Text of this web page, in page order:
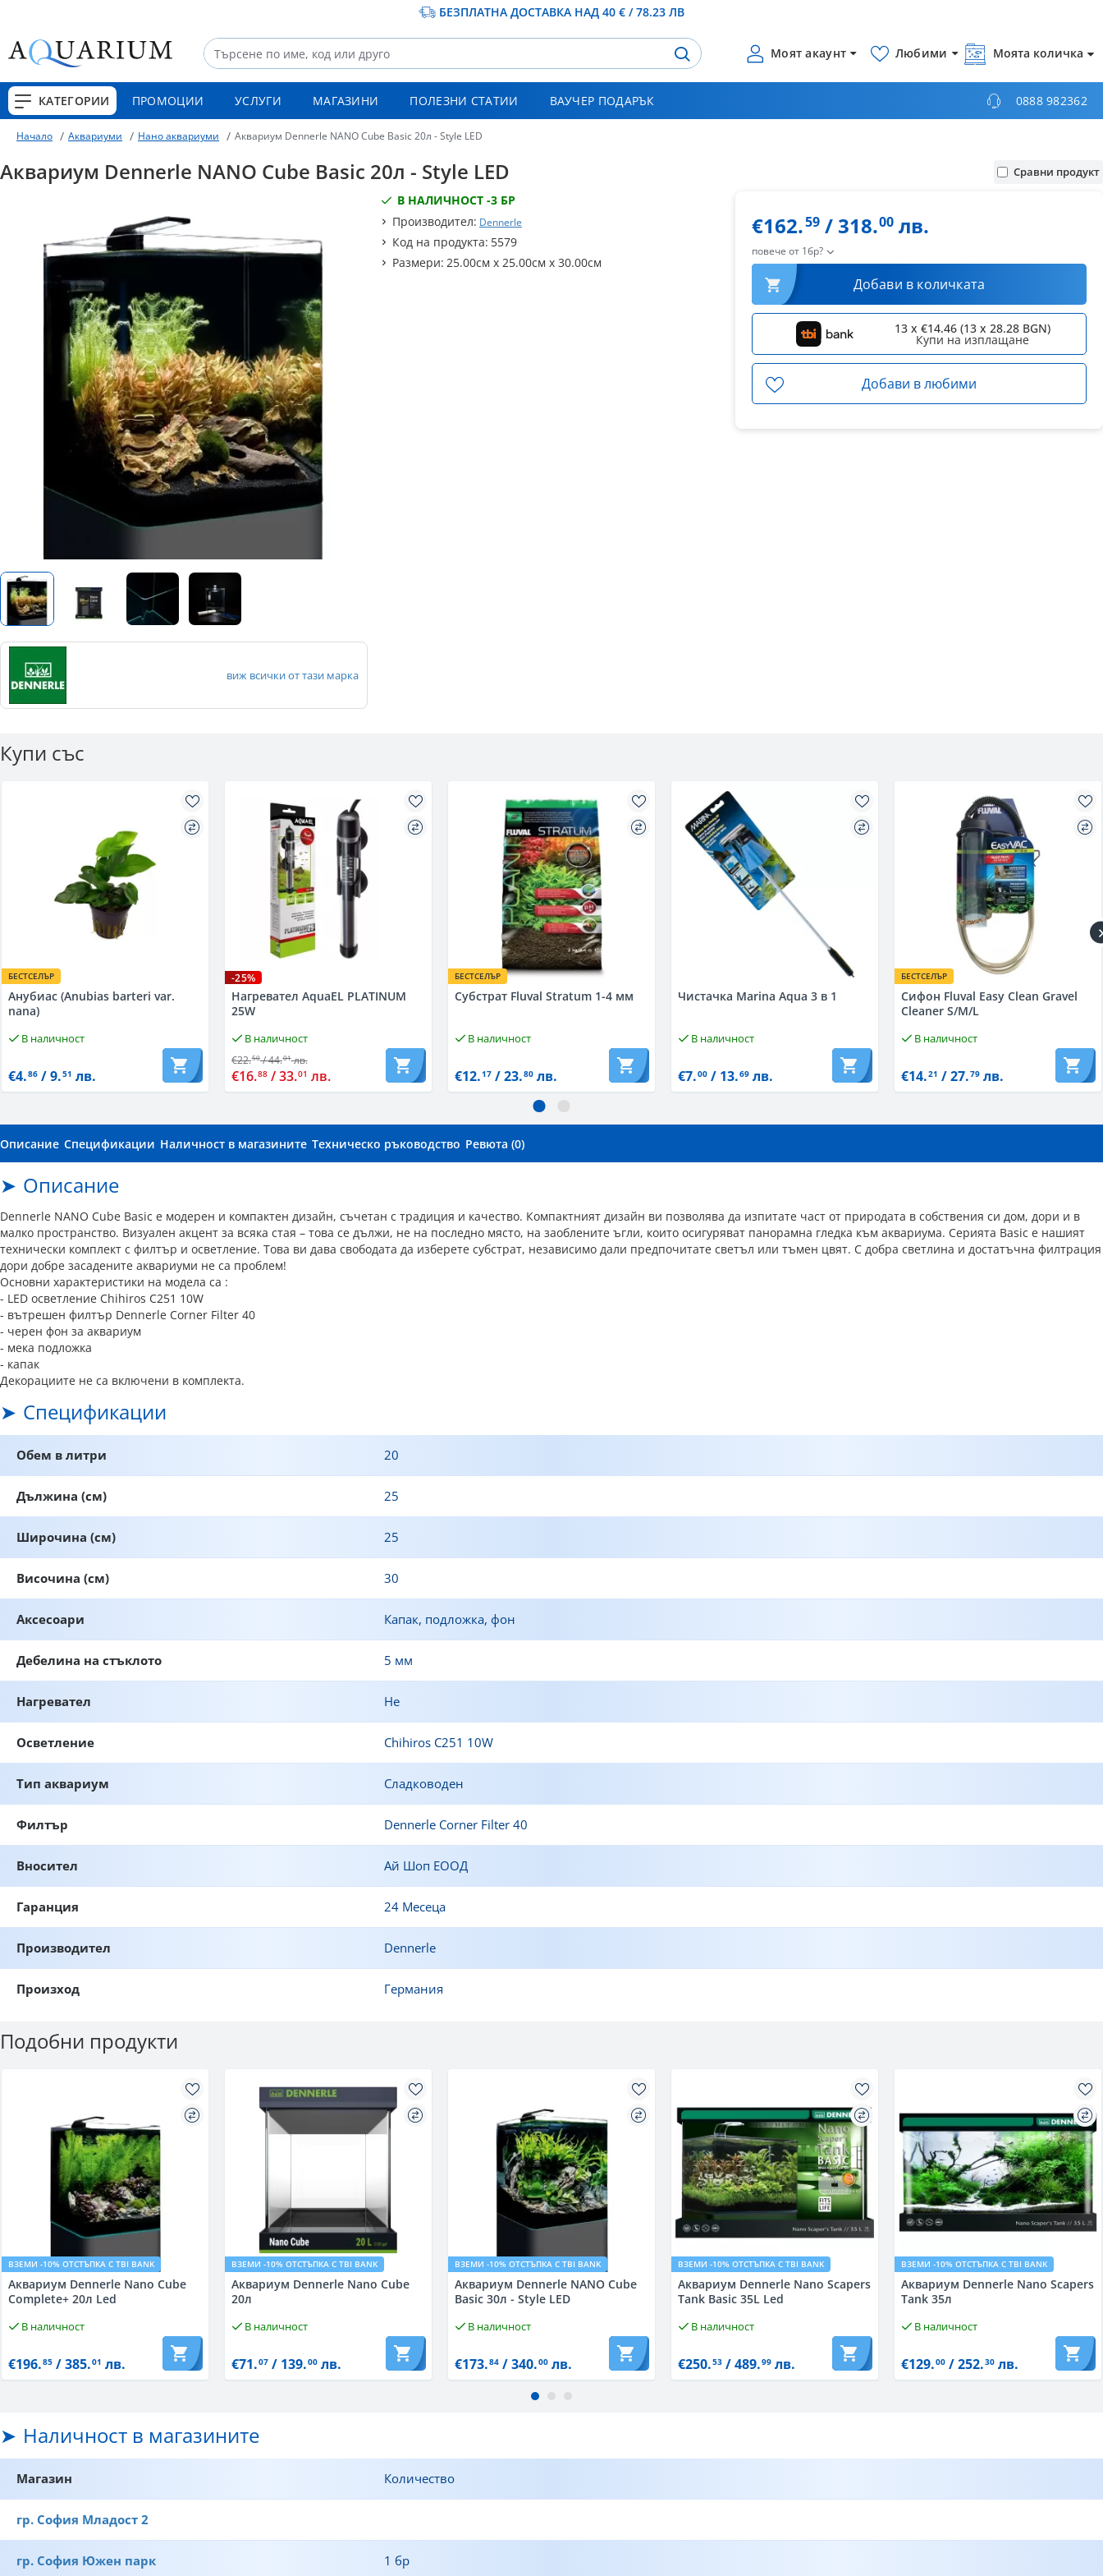
БЕЗПЛАТНА ДОСТАВКА НАД 40 € / 78.23 ЛВ
Моят акаунт Любими Моята количка
КАТЕГОРИИ ПРОМОЦИИ УСЛУГИ МАГАЗИНИ ПОЛЕЗНИ СТАТИИ ВАУЧЕР ПОДАРЪК 0888 982362
Начало Аквариуми Нано аквариуми Аквариум Dennerle NANO Cube Basic 20л - Style LED
Аквариум Dennerle NANO Cube Basic 20л - Style LED Сравни продукт
виж всички от тази марка
В НАЛИЧНОСТ -3 БР
Производител: Dennerle
Код на продукта: 5579
Размери: 25.00см x 25.00см x 30.00см
€162.59/ 318.00 лв.
повече от 1бр?
Добави в количката
13 x €14.46 (13 x 28.28 BGN)
Купи на изплащане
Добави в любими
Купи със
БЕСТСЕЛЪР
Анубиас (Anubias barteri var.
nana)
В наличност
€4.86 / 9.51 лв.
-25%
Нагревател AquaEL PLATINUM
25W
В наличност
€22.50/ 44.01лв.
€16.88 / 33.01 лв.
БЕСТСЕЛЪР
Субстрат Fluval Stratum 1-­4 мм
В наличност
€12.17 / 23.80 лв.
Чистачка Marina Aqua 3 в 1
В наличност
€7.00 / 13.69 лв.
БЕСТСЕЛЪР
Сифон Fluval Easy Clean Gravel
Cleaner S/M/L
В наличност
€14.21 / 27.79 лв.
Описание Спецификации Наличност в магазините Техническо ръководство Ревюта (0)
Описание
Dennerle NANO Cube Basic е модерен и компактен дизайн, съчетан с традиция и качество. Компактният дизайн ви позволява да изпитате част от природата в собствения си дом, дори и в
малко пространство. Визуален акцент за всяка стая – това се дължи, не на последно място, на заоблените ъгли, които осигуряват панорамна гледка към аквариума. Серията Basic е нашият
технически комплект с филтър и осветление. Това ви дава свободата да изберете субстрат, независимо дали предпочитате светъл или тъмен цвят. С добра светлина и достатъчна филтрация
дори добре засадените аквариуми не са проблем!
Основни характеристики на модела са :
- LED осветление Chihiros C251 10W
- вътрешен филтър Dennerle Corner Filter 40
- черен фон за аквариум
- мека подложка
- капак
Декорациите не са включени в комплекта.
Спецификации
Обем в литри 20
Дължина (см) 25
Широчина (см) 25
Височина (см) 30
Аксесоари Капак, подложка, фон
Дебелина на стъклото 5 мм
Нагревател Не
Осветление Chihiros C251 10W
Тип аквариум Сладководен
Филтър Dennerle Corner Filter 40
Вносител Ай Шоп ЕООД
Гаранция 24 Месеца
Производител Dennerle
Произход Германия
Подобни продукти
ВЗЕМИ -10% ОТСТЪПКА С TBI BANK
Аквариум Dennerle Nano Cube
Complete+ 20л Led
В наличност
€196.85 / 385.01 лв.
ВЗЕМИ -10% ОТСТЪПКА С TBI BANK
Аквариум Dennerle Nano Cube
20л
В наличност
€71.07 / 139.00 лв.
ВЗЕМИ -10% ОТСТЪПКА С TBI BANK
Аквариум Dennerle NANO Cube
Basic 30л - Style LED
В наличност
€173.84 / 340.00 лв.
ВЗЕМИ -10% ОТСТЪПКА С TBI BANK
Аквариум Dennerle Nano Scapers
Tank Basic 35L Led
В наличност
€250.53 / 489.99 лв.
ВЗЕМИ -10% ОТСТЪПКА С TBI BANK
Аквариум Dennerle Nano Scаpers
Tank 35л
В наличност
€129.00 / 252.30 лв.
Наличност в магазините
Магазин Количество
гр. София Младост 2
гр. София Южен парк 1 бр